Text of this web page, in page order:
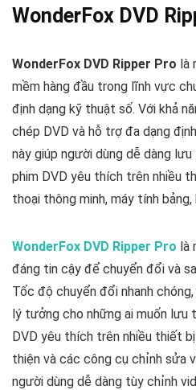
WonderFox DVD
WonderFox DVD Ripper Pro là
mềm hàng đầu trong lĩnh vực
định dạng kỹ thuật số. Với khả
chép DVD và hỗ trợ đa dạng
này giúp người dùng dễ dàng
phim DVD yêu thích trên nhiều
thoại thông minh, máy tính
WonderFox DVD Ripper Pro là
đáng tin cậy để chuyển đổi và
Tốc độ chuyển đổi nhanh
lý tưởng cho những ai muốn lưu
DVD yêu thích trên nhiều thiết
thiện và các công cụ chỉnh sửa
người dùng dễ dàng tùy chỉnh